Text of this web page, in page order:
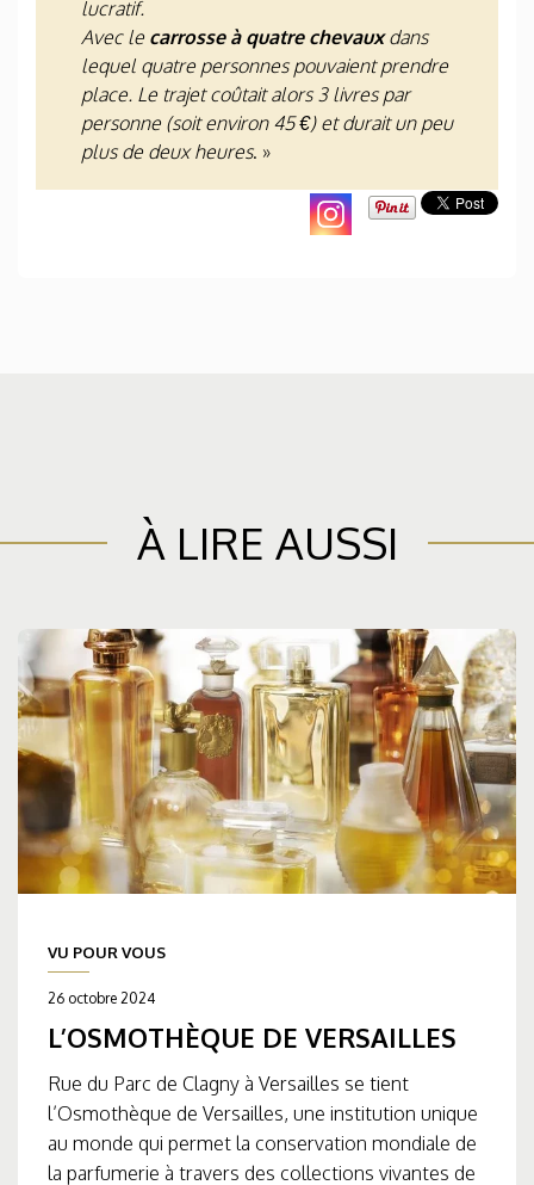
lucratif.
Avec le carrosse à quatre chevauxdans
lequel quatre personnes pouvaient prendre
place. Le trajet coûtait alors 3 livres par
personne (soit environ 45 €) et durait un peu
plus de deux heures. »
À LIRE AUSSI
VU POUR VOUS
26 octobre 2024
L’OSMOTHÈQUE DE VERSAILLES
Rue du Parc de Clagny à Versailles se tient
l’Osmothèque de Versailles, une institution unique
au monde qui permet la conservation mondiale de
la parfumerie à travers des collections vivantes de